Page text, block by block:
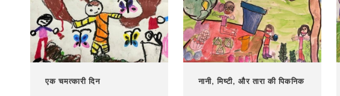
एक चमत्कारी दिन नानी, मिष्टी, और तारा की पिकनिक